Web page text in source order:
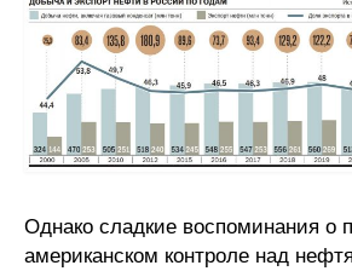
Однако сладкие воспоминания о
американском контроле над